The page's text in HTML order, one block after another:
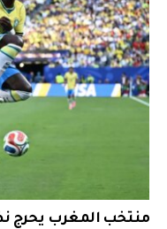
منتخب المغرب يحرج